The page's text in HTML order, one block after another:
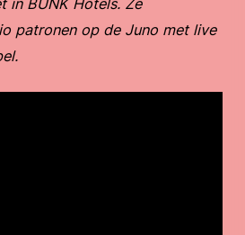
in BUNK Hotels. Ze
patronen op de Juno met live